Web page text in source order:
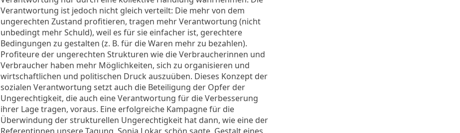
Verantwortung ist jedoch nicht gleich verteilt: Die mehr von dem
ungerechten Zustand profitieren, tragen mehr Verantwortung (nicht
unbedingt mehr Schuld), weil es für sie einfacher ist, gerechtere
Bedingungen zu gestalten (z. B. für die Waren mehr zu bezahlen).
Profiteure der ungerechten Strukturen wie die Verbraucherinnen und
Verbraucher haben mehr Möglichkeiten, sich zu organisieren und
wirtschaftlichen und politischen Druck auszuüben. Dieses Konzept der
sozialen Verantwortung setzt auch die Beteiligung der Opfer der
Ungerechtigkeit, die auch eine Verantwortung für die Verbesserung
ihrer Lage tragen, voraus. Eine erfolgreiche Kampagne für die
Überwindung der strukturellen Ungerechtigkeit hat dann, wie eine der